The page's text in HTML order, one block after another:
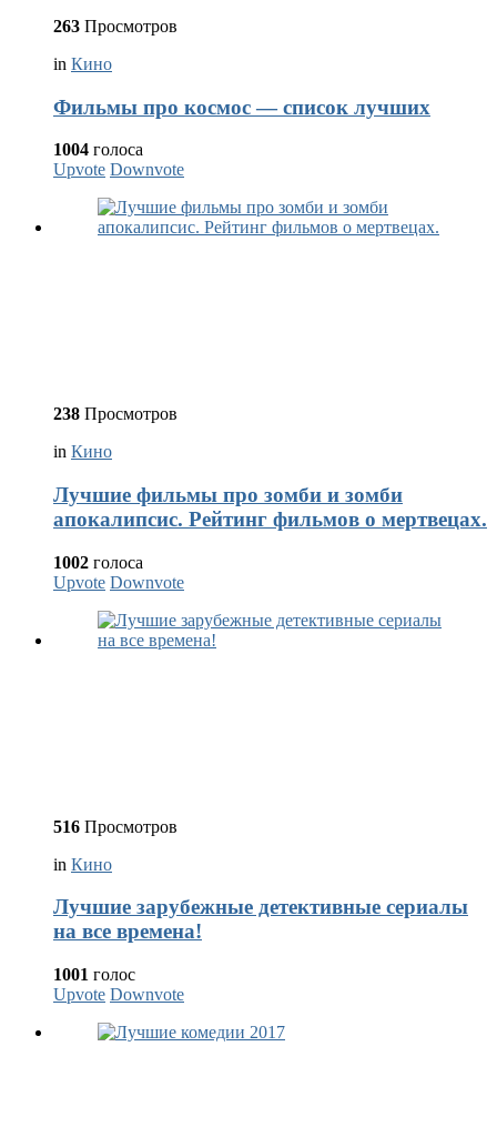
263 Просмотров
in Кино
Фильмы про космос — список лучших
1004 голоса
Upvote Downvote
238 Просмотров
in Кино
Лучшие фильмы про зомби и зомби
апокалипсис. Рейтинг фильмов о мертвецах.
1002 голоса
Upvote Downvote
516 Просмотров
in Кино
Лучшие зарубежные детективные сериалы
на все времена!
1001 голос
Upvote Downvote